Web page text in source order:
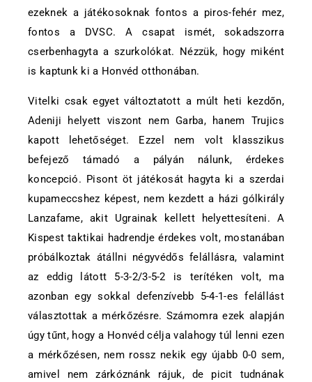
ezeknek a játékosoknak fontos a piros-fehér mez,
fontos a DVSC. A csapat ismét, sokadszorra
cserbenhagyta a szurkolókat. Nézzük, hogy miként
is kaptunk ki a Honvéd otthonában.
Vitelki csak egyet változtatott a múlt heti kezdőn,
Adeniji helyett viszont nem Garba, hanem Trujics
kapott lehetőséget. Ezzel nem volt klasszikus
befejező támadó a pályán nálunk, érdekes
koncepció. Pisont öt játékosát hagyta ki a szerdai
kupameccshez képest, nem kezdett a házi gólkirály
Lanzafame, akit Ugrainak kellett helyettesíteni. A
Kispest taktikai hadrendje érdekes volt, mostanában
próbálkoztak átállni négyvédős felállásra, valamint
az eddig látott 5-3-2/3-5-2 is terítéken volt, ma
azonban egy sokkal defenzívebb 5-4-1-es felállást
választottak a mérkőzésre. Számomra ezek alapján
úgy tűnt, hogy a Honvéd célja valahogy túl lenni ezen
a mérkőzésen, nem rossz nekik egy újabb 0-0 sem,
amivel nem zárkóznánk rájuk, de picit tudnának